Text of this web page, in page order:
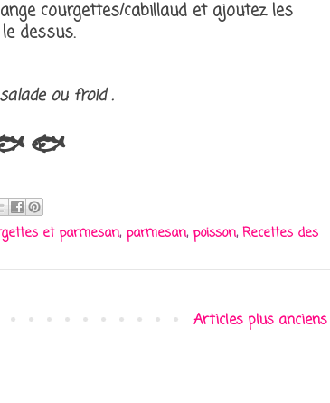
courgettes/cabillaud et ajoutez les
dessus.
ou froid .
🐟
et parmesan, parmesan, poisson,Recettes des
Articles plus anciens